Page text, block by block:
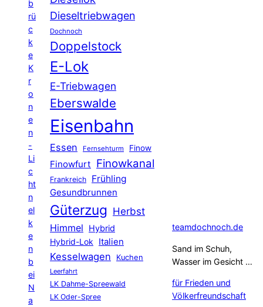
b
rü
c
k
e
K
r
o
n
e
n
-
Li
c
ht
n
el
k
e
n
b
ei
N
a
Dieseltriebwagen
Dochnoch
Doppelstock
E-Lok
E-Triebwagen
Eberswalde
Eisenbahn
Essen Fernsehturm Finow
Finowfurt Finowkanal
Frankreich Frühling
Gesundbrunnen
Güterzug Herbst
Himmel
Hybrid
Hybrid-Lok Italien
Kesselwagen Kuchen
Leerfahrt
LK Dahme-Spreewald
LK Oder-Spree
teamdochnoch.de
Sand im Schuh,
Wasser im Gesicht …
für Frieden und
Völkerfreundschaft